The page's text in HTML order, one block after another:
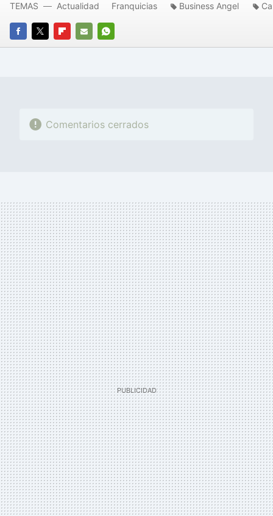
FACEBOOK
TWITTERFLIPBOARD
E-
WHATSAPP
TEMAS Actualidad Franquicias Business Angel
Comentarios cerrados